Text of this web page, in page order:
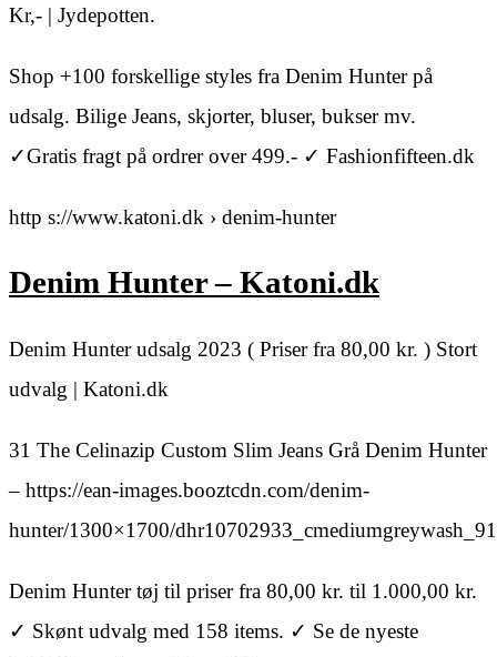
Kr,- | Jydepotten.
Shop +100 forskellige styles fra Denim Hunter på
udsalg. Bilige Jeans, skjorter, bluser, bukser mv.
✓Gratis fragt på ordrer over 499.- ✓ Fashionfifteen.dk
http s://www.katoni.dk › denim-hunter
Denim Hunter – Katoni.dk
Denim Hunter udsalg 2023 ( Priser fra 80,00 kr. ) Stort
udvalg | Katoni.dk
31 The Celinazip Custom Slim Jeans Grå Denim Hunter
– https://ean-images.booztcdn.com/denim-
hunter/1300×1700/
Denim Hunter tøj til priser fra 80,00 kr. til 1.000,00 kr.
✓ Skønt udvalg med 158 items. ✓ Se de nyeste